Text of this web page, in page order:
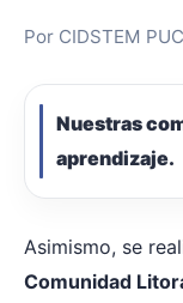
Por CIDSTEM
Nuestras
aprendizaje.
Asimismo, se
Comunidad